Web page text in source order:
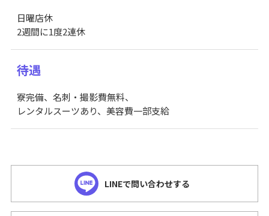
日曜店休
2週間に1度2連休
待遇
寮完備、名刺・撮影費無料、
レンタルスーツあり、美容費一部支給
LINEで問い合わせする